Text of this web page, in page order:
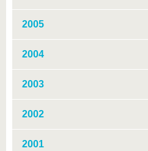
2005
2004
2003
2002
2001